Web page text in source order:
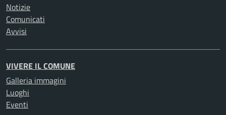
Notizie
Comunicati
Avvisi
VIVERE IL COMUNE
Galleria immagini
Luoghi
Eventi